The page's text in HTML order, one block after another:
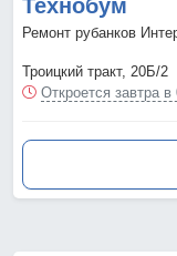
Технобум
Ремонт рубанков
Троицкий тракт, 20Б/2
Откроется завтра в